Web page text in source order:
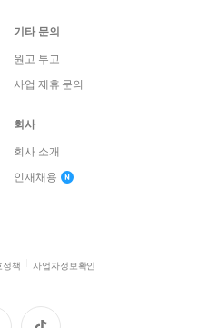
기타 문의
원고 투고
사업 제휴 문의
회사
회사 소개
인재채용
정책 사업자정보확인